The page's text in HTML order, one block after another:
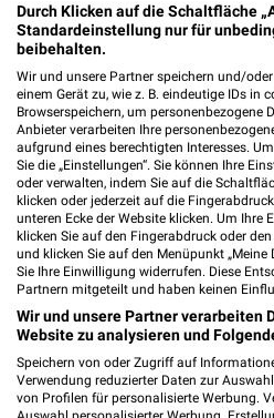
42,8 km
Küchen Preishits!
Gültig bis Fr. 21.08.
XXXLutz
Durch Klicken auf die Schaltfläche
Standardeinstellung nur für
beibehalten.
Wir und unsere Partner speichern und/
einem Gerät zu, wie z. B. eindeutige IDs in
Browserspeichern, um personenbezogene
Anbieter verarbeiten Ihre
aufgrund eines berechtigten Interesses.
Sie die „Einstellungen“. Sie können Ihre
oder verwalten, indem Sie auf die
klicken oder jederzeit auf die
unteren Ecke der Website klicken. Um Ihre
klicken Sie auf den Fingerabdruck oder
und klicken Sie auf den Menüpunkt „Meine
Sie Ihre Einwilligung widerrufen. Diese
Partnern mitgeteilt und haben keinen
Wir und unsere Partner verarbeiten
Website zu analysieren und
Speichern von oder Zugriff auf
Verwendung reduzierter Daten zur
von Profilen für personalisierte Werbung.